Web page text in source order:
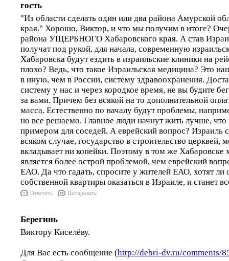
гость
"Из области сделать один или два района Амурской
края." Хорошо, Виктор, и что мы получим в итоге?
района УЩЕРБНОГО Хабаровского края. А став
получат под рукой, для начала, современную
Хабаровска будут ездить в израильские клиники на
плохо? Ведь, что такое Израильская медицина? Это
в иную, чем в России, систему здравоохранения.
систему у нас и через кородкое время, не вы будите
за вами. Причем без всякой на то дополнительной
масса. Естественно по началу будут проблемы,
но все решаемо. Главное люди начнут жить лучше,
примером для соседей. А еврейский вопрос? Израиль
всяком случае, государство в строительство церквей,
вкладывает ни копейки. Поэтому в том же Хабаровске
является более острой проблемой, чем еврейский
ЕАО. Да что гадать, спросите у жителей ЕАО, хотят ли
собственной квартиры оказаться в Израиле, и станет
Ответить Цитировать
Берегинь
Виктору Киселёву.
Для Вас есть сообщение (http://debri-dv.ru/comments/